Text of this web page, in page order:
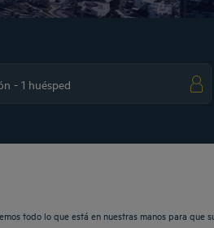
todo lo que está en nuestras manos para que